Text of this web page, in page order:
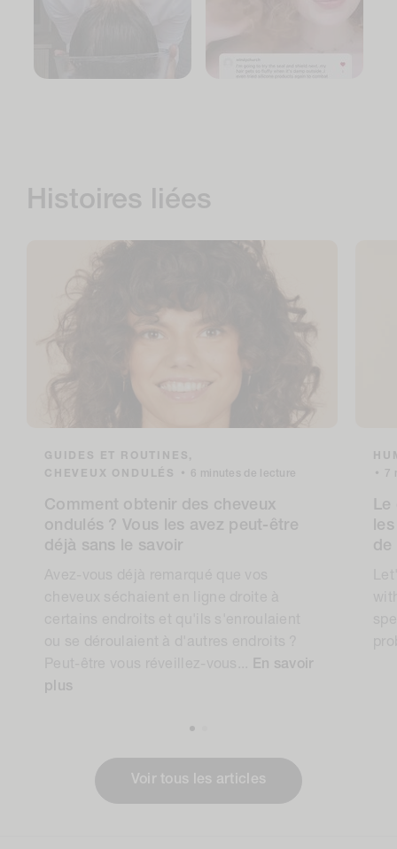
Histoires liées
GUIDES ET ROUTINES,
CHEVEUX ONDULÉS
• 6 minutes de lecture
Comment obtenir des cheveux
ondulés ? Vous les avez peut-être
déjà sans le savoir
En savoir
plus
• 7
Le
de
Voir tous les articles